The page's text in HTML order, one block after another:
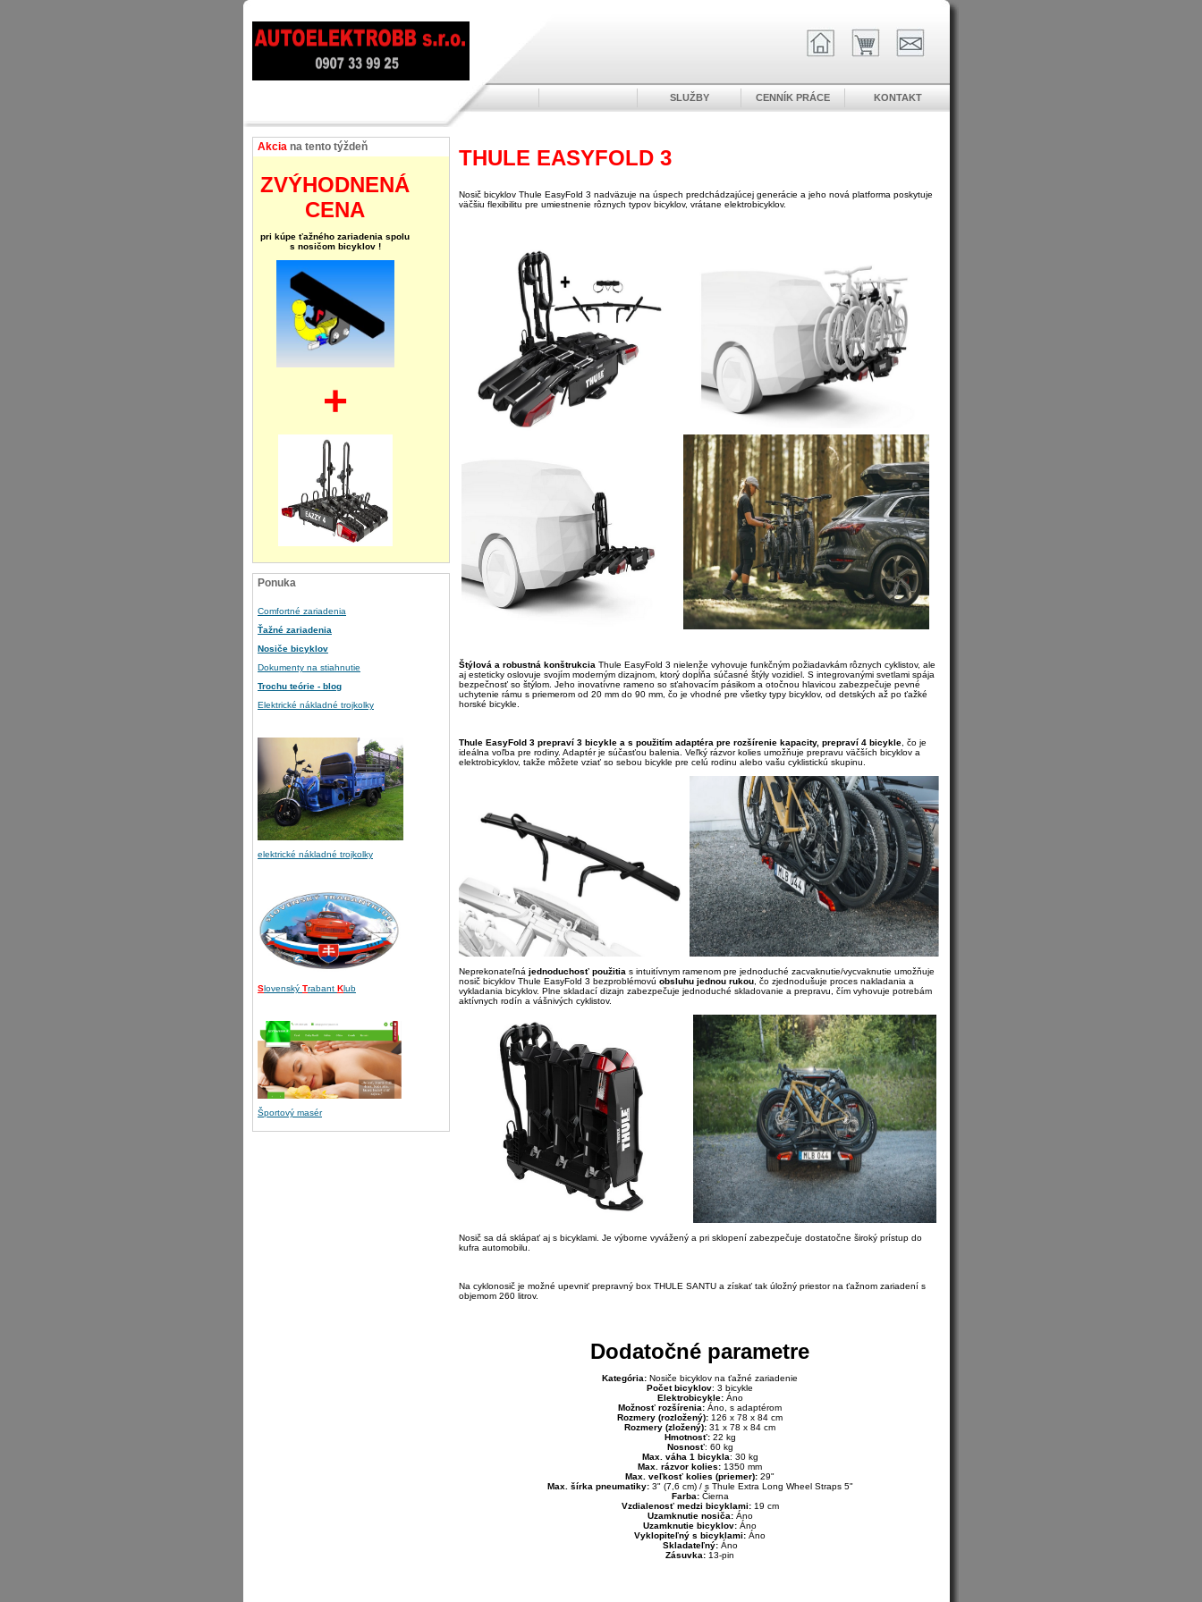
SLUŽBY CENNÍK PRÁCE KONTAKT
Akcia na tento týždeň
ZVÝHODNENÁ
CENA
pri kúpe ťažného zariadenia spolu
s nosičom bicyklov !
+
Ponuka
Comfortné zariadenia
Ťažné zariadenia
Nosiče bicyklov
Dokumenty na stiahnutie
Trochu teórie - blog
Elektrické nákladné trojkolky
elektrické nákladné trojkolky
Slovenský Trabant Klub
Športový masér
THULE EASYFOLD 3
Nosič bicyklov Thule EasyFold 3 nadväzuje na úspech predchádzajúcej generácie a jeho nová platforma poskytuje
väčšiu flexibilitu pre umiestnenie rôznych typov bicyklov, vrátane elektrobicyklov.
Štýlová a robustná konštrukcia Thule EasyFold 3 nielenže vyhovuje funkčným požiadavkám rôznych cyklistov, ale
aj esteticky oslovuje svojím moderným dizajnom, ktorý dopĺňa súčasné štýly vozidiel. S integrovanými svetlami spája
bezpečnosť so štýlom. Jeho inovatívne rameno so sťahovacím pásikom a otočnou hlavicou zabezpečuje pevné
uchytenie rámu s priemerom od 20 mm do 90 mm, čo je vhodné pre všetky typy bicyklov, od detských až po ťažké
horské bicykle.
Thule EasyFold 3 prepraví 3 bicykle a s použitím adaptéra pre rozšírenie kapacity, prepraví 4 bicykle , čo je
ideálna voľba pre rodiny. Adaptér je súčasťou balenia. Veľký rázvor kolies umožňuje prepravu väčších bicyklov a
elektrobicyklov, takže môžete vziať so sebou bicykle pre celú rodinu alebo vašu cyklistickú skupinu.
Neprekonateľná jednoduchosť použitia s intuitívnym ramenom pre jednoduché zacvaknutie/vycvaknutie umožňuje
nosič bicyklov Thule EasyFold 3 bezproblémovú obsluhu jednou rukou , čo zjednodušuje proces nakladania a
vykladania bicyklov. Plne skladací dizajn zabezpečuje jednoduché skladovanie a prepravu, čím vyhovuje potrebám
aktívnych rodín a vášnivých cyklistov.
Nosič sa dá sklápať aj s bicyklami. Je výborne vyvážený a pri sklopení zabezpečuje dostatočne široký prístup do
kufra automobilu.
Na cyklonosič je možné upevniť prepravný box THULE SANTU a získať tak úložný priestor na ťažnom zariadení s
objemom 260 litrov.
Dodatočné parametre
Kategória: Nosiče bicyklov na ťažné zariadenie
Počet bicyklov: 3 bicykle
Elektrobicykle:Áno
Možnosť rozšírenia: Áno, s adaptérom
Rozmery (rozložený): 126 x 78 x 84 cm
Rozmery (zložený): 31 x 78 x 84 cm
Hmotnosť:22 kg
Nosnosť: 60 kg
Max. váha 1 bicykla: 30 kg
Max. rázvor kolies: 1350 mm
Max. veľkosť kolies (priemer): 29"
Max. šírka pneumatiky: 3" (7,6 cm) / s Thule Extra Long Wheel Straps 5"
Farba:Čierna
Vzdialenosť medzi bicyklami:19 cm
Uzamknutie nosiča:Áno
Uzamknutie bicyklov: Áno
Vyklopiteľný s bicyklami: Áno
Skladateľný:Áno
Zásuvka: 13-pin